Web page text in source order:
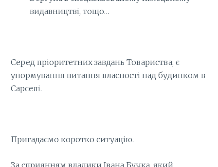
видавництві, тощо…
Серед пріоритетних завдань Товариства, є
унормування питання власності над будинком в
Сарселі.
Пригадаємо коротко ситуацію.
За сприянням владики Івана Бучка, який